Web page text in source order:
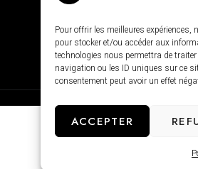
Pour offrir les meilleures
pour stocker et/ou accéder aux
technologies nous permettra de
navigation ou les ID uniques sur ce
consentement peut avoir un effet
ACCEPTER